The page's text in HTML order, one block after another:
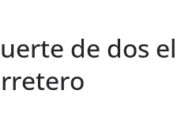
de dos